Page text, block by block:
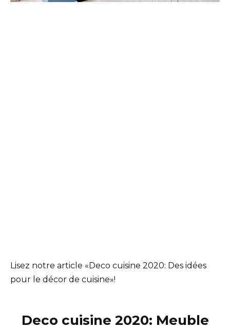
Lisez notre article «Deco cuisine 2020: Des idées
pour le décor de cuisine»!
Deco cuisine 2020: Meuble